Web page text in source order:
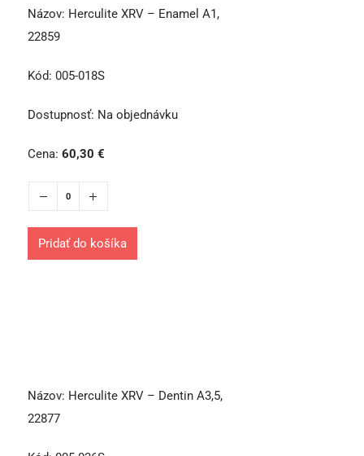
Názov: Herculite XRV – Enamel A1,
22859
Kód: 005-018S
Dostupnosť: Na objednávku
Cena: 60,30 €
Pridať do košíka
Názov: Herculite XRV – Dentin A3,5,
22877